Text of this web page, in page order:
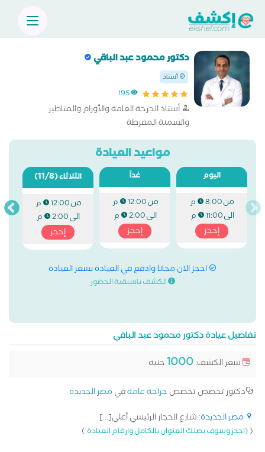
دكتور محمود عبد الباقي
أستاذ
195
أستاذ الجرحة العامة والأورام والمناظير
والسمنة المفرطة
مواعيد العيادة
اليوم
من8:00 م
الى11:00 م
إحجز
غداً
من12:00 م
الى2:00 م
إحجز
الثلاثاء(11/8)
من12:00 م
الى2:00 م
إحجز
احجز الان مجانا وادفع في العيادة بسعر العيادة
الكشف باسبقية الحضور
تفاصيل عيادة دكتور محمود عبد الباقي
سعر الكشف:1000جنيه
دكتور تخصص تخصص جراحة عامةفي مصر الجديدة
مصر الجديدة: شارع الحجاز الرئيسي أعلى[...]
((احجز وسوف يصلك العنوان بالكامل وارقام العيادة)